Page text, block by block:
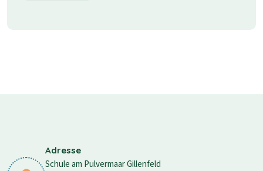
Adresse
Schule am Pulvermaar Gillenfeld